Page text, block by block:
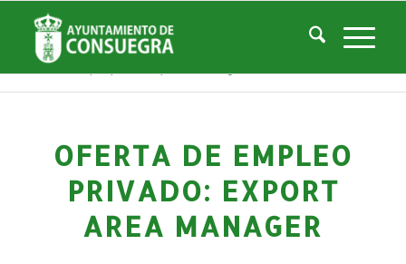
Noticias
Usted está aquí: Inicio / Noticias
Empleo y Desarrollo
/ Empleo Privado
OFERTA DE EMPLEO
PRIVADO: EXPORT
AREA MANAGER